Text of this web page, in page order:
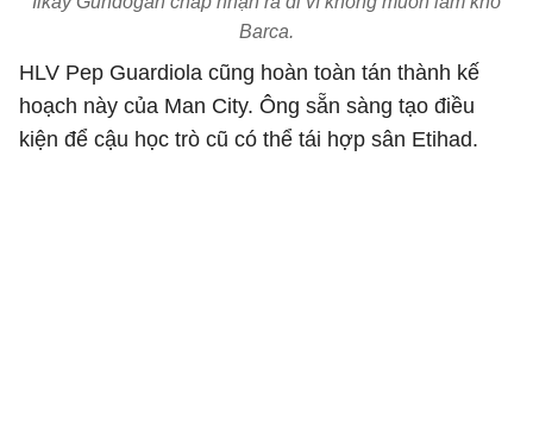
Barca.
HLV Pep Guardiola cũng hoàn toàn tán thành kế
hoạch này của Man City. Ông sẵn sàng tạo điều
kiện để cậu học trò cũ có thể tái hợp sân Etihad.